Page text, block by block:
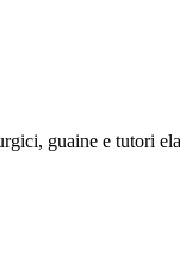
guaine e tutori